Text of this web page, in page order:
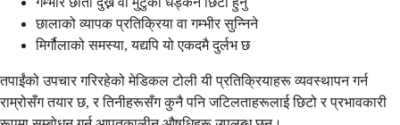
छालाको व्यापक प्रतिक्रिया वा गम्भीर सुन्निने
मिर्गौलाको समस्या, यद्यपि यो एकदमै दुर्लभ छ
तपाईंको उपचार गरिरहेको मेडिकल टोली यी प्रतिक्रियाहरू व्यवस्थापन गर्न
राम्रोसँग तयार छ, र तिनीहरूसँग कुनै पनि जटिलताहरूलाई छिटो र प्रभावकारी